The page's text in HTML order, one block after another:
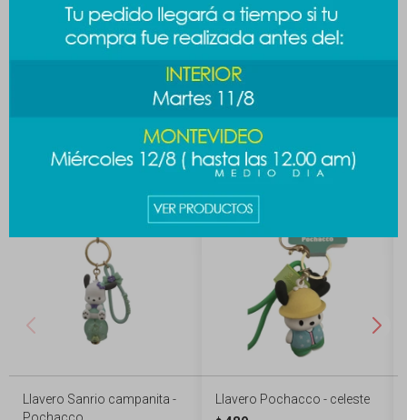
Productos que te pueden interesar
Llavero Sanrio campanita -
Pochacco
Llavero Pochacco - celeste